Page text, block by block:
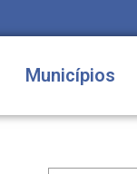
Municípios